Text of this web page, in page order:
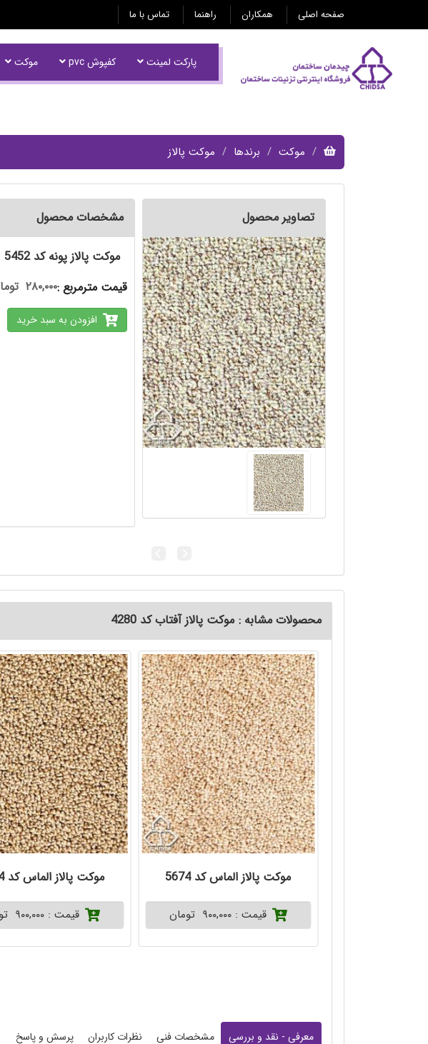
صفحه اصلی همکاران راهنما تماس با ما
پارکت لمینت کفپوش pvc موکت
موکت برندها موکت پالاز
تصاویر محصول مشخصات محصول
موکت پالاز پونه کد 5452
قیمت مترمربع :۲۸۰,۰۰۰
افزودن به سبد خرید
محصولات مشابه : موکت پالاز آفتاب کد 4280
موکت پالاز الماس کد 5474
قیمت : ۹۰۰,۰۰۰ تومان
موکت پالاز الماس کد 5674
قیمت : ۹۰۰,۰۰۰ تومان
معرفی - نقد و بررسی مشخصات فنی نظرات کاربران پرسش و پاسخ